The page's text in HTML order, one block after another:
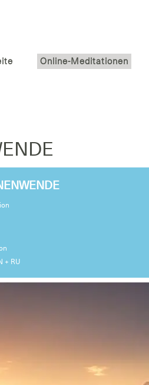
Online-Meditationen
+ RU